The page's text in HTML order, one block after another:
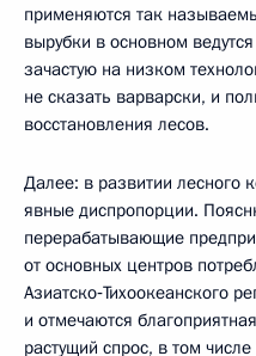
применяются так
вырубки в основном
зачастую на низком
не сказать варварски, и
восстановления лесов.
Далее: в развитии лесного
явные диспропорции.
перерабатывающие
от основных центров
Азиатско‑Тихоокеанского
и отмечаются
растущий спрос, в том